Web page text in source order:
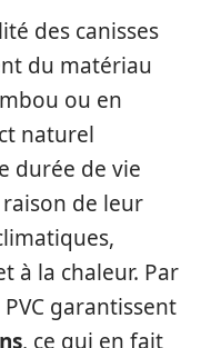
des canisses
du matériau
ou en
naturel
durée de vie
de leur
à la chaleur. Par
garantissent
, ce qui en fait